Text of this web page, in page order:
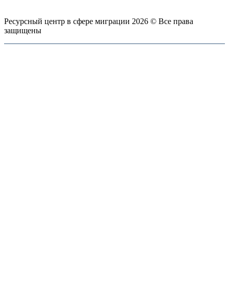
Ресурсный центр в сфере миграции 2026 © Все права
защищены